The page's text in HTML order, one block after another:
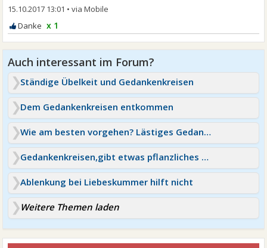
15.10.2017 13:01 •
x 1
Ständige Übelkeit und Gedankenkreisen
Dem Gedankenkreisen entkommen
Wie am besten vorgehen? Lästiges Gedankenkreisen
Gedankenkreisen,gibt etwas pflanzliches dafür?
Ablenkung bei Liebeskummer hilft nicht
Weitere Themen laden